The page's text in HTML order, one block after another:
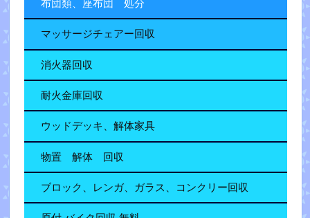
布団類、座布団 処分
マッサージチェアー回収
消火器回収
耐火金庫回収
ウッドデッキ、解体家具
物置 解体 回収
ブロック、レンガ、ガラス、コンクリー回収